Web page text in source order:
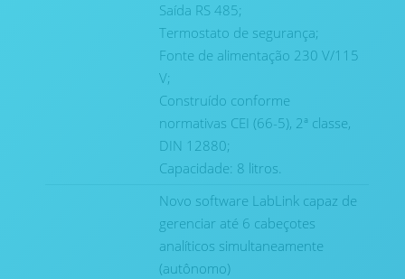
Saída RS 485;
Termostato de segurança;
Fonte de alimentação 230 V/115
V;
Construído conforme
normativas CEI (66-5), 2ª classe,
DIN 12880;
Capacidade: 8 litros.
Novo software LabLink capaz de
gerenciar até 6 cabeçotes
analíticos simultaneamente
(autônomo)